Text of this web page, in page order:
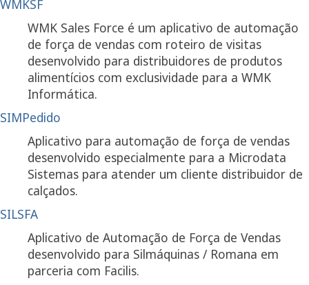
WMKSF
WMK Sales Force é um aplicativo de automação
de força de vendas com roteiro de visitas
desenvolvido para distribuidores de produtos
alimentícios com exclusividade para a WMK
Informática.
SIMPedido
Aplicativo para automação de força de vendas
desenvolvido especialmente para a Microdata
Sistemas para atender um cliente distribuidor de
calçados.
SILSFA
Aplicativo de Automação de Força de Vendas
desenvolvido para Silmáquinas / Romana em
parceria com Facilis.